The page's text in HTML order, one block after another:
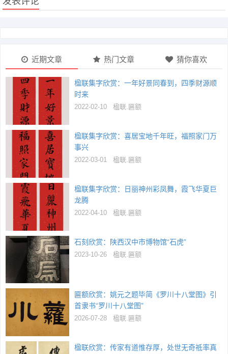
近期文章 热门文章 猜你喜欢
楹联集字欣赏：一年好景同春到，四季财源顺
时来
2022-02-10 楹联.匾额
楹联集字欣赏：喜居宝地千年旺，福照家门万
事兴
2022-03-01 楹联.匾额
楹联集字欣赏：日丽神州彩凤舞，霞飞华夏巨
龙腾
2022-04-10 楹联.匾额
石刻欣赏：陕西汉中市博物馆“石虎”
2023-10-26 楹联.匾额
匾额欣赏：姚元之题毕简《罗川十八堂图》引
首隶书“罗川十八堂图”
2026-07-28 楹联.匾额
楹联欣赏：传家有道惟存厚，处世无奇祗率真